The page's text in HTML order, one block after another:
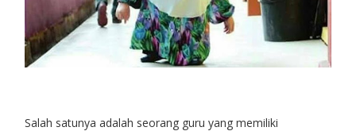
Salah satunya adalah seorang guru yang memiliki